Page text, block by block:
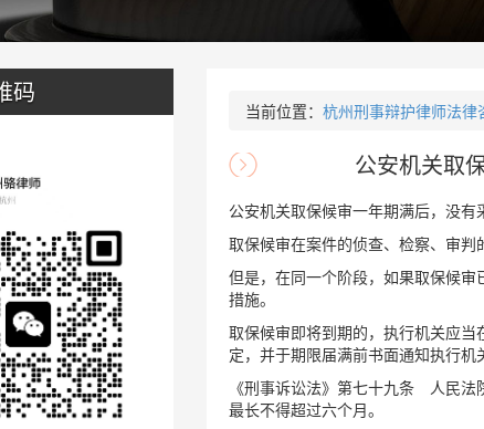
码
当前位置： 杭州刑事辩护律师法律
公安机关取
公安机关取保候审一年期满后，没
取保候审在案件的侦查、检察、审判
但是，在同一个阶段，如果取保候
措施。
取保候审即将到期的，执行机关应
定，并于期限届满前书面通知执行机
《刑事诉讼法》第七十九条 人民法
最长不得超过六个月。